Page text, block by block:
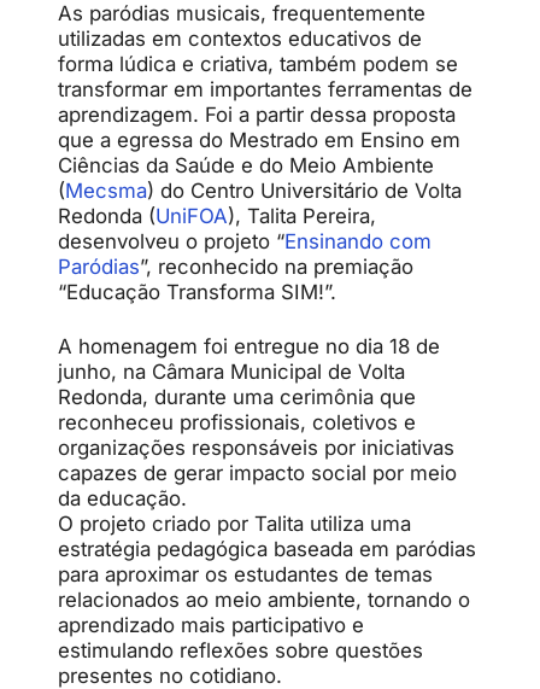
As paródias musicais, frequentemente
utilizadas em contextos educativos de
forma lúdica e criativa, também podem se
transformar em importantes ferramentas de
aprendizagem. Foi a partir dessa proposta
que a egressa do Mestrado em Ensino em
Ciências da Saúde e do Meio Ambiente
(Mecsma) do Centro Universitário de Volta
Redonda (UniFOA), Talita Pereira,
desenvolveu o projeto “Ensinando com
Paródias”, reconhecido na premiação
“Educação Transforma SIM!”.
A homenagem foi entregue no dia 18 de
junho, na Câmara Municipal de Volta
Redonda, durante uma cerimônia que
reconheceu profissionais, coletivos e
organizações responsáveis por iniciativas
capazes de gerar impacto social por meio
da educação.
O projeto criado por Talita utiliza uma
estratégia pedagógica baseada em paródias
para aproximar os estudantes de temas
relacionados ao meio ambiente, tornando o
aprendizado mais participativo e
estimulando reflexões sobre questões
presentes no cotidiano.